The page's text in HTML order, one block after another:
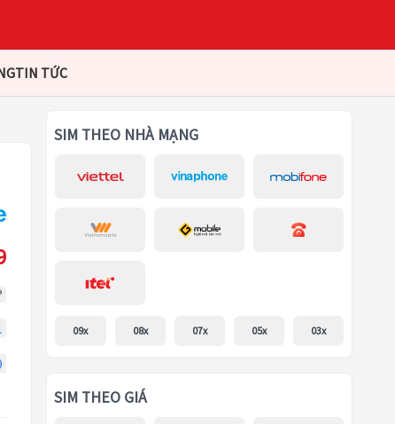
TIN TỨC
SIM THEO NHÀ MẠNG
09x 08x 07x 05x 03x
SIM THEO GIÁ